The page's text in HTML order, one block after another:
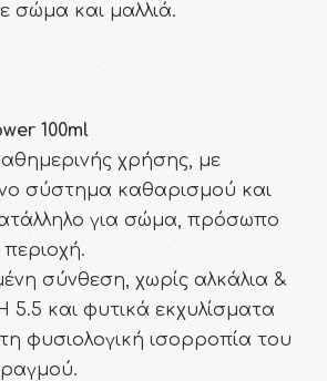
σώμα και μαλλιά.
100ml
χρήσης, με
σύστημα καθαρισμού και
για σώμα, πρόσωπο
σύνθεση, χωρίς αλκάλια &
5.5 και φυτικά εκχυλίσματα
φυσιολογική ισορροπία του